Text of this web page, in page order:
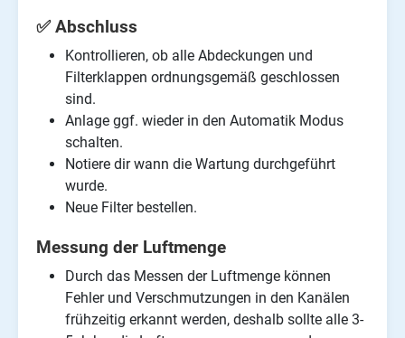
✅ Abschluss
Kontrollieren, ob alle Abdeckungen und
Filterklappen ordnungsgemäß geschlossen
sind.
Anlage ggf. wieder in den Automatik Modus
schalten.
Notiere dir wann die Wartung durchgeführt
wurde.
Neue Filter bestellen.
Messung der Luftmenge
Durch das Messen der Luftmenge können
Fehler und Verschmutzungen in den Kanälen
frühzeitig erkannt werden, deshalb sollte alle 3-